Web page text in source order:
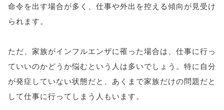
命令を出す場合が多く、仕事や外出を控える傾向が見受け
られます。
ただ、家族がインフルエンザに罹った場合は、仕事に行っ
ていいのかどうか悩むという人は多いでしょう。特に自分
が発症していない状態だと、あくまで家族だけの問題だと
して仕事に行ってしまう人もいます。